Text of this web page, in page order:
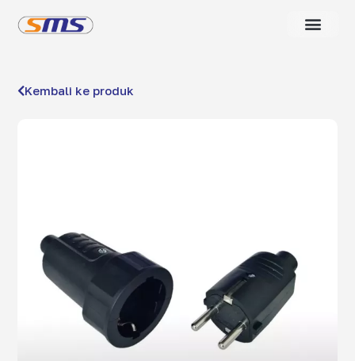
Kembali ke produk